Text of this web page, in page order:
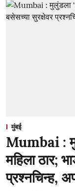
मुंबई
Mumbai :
महिला ठार;
प्रश्नचिन्ह,